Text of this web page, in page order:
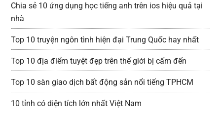
Chia sẻ 10 ứng dụng học tiếng anh trên ios hiệu quả tại
nhà
Top 10 truyện ngôn tình hiện đại Trung Quốc hay nhất
Top 10 địa điểm tuyệt đẹp trên thế giới bị cấm đến
Top 10 sàn giao dịch bất động sản nổi tiếng TPHCM
10 tỉnh có diện tích lớn nhất Việt Nam